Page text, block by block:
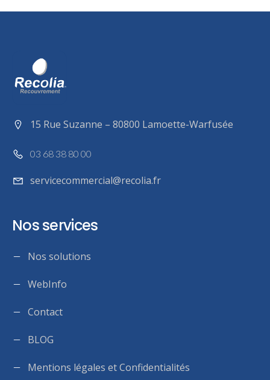
15 Rue Suzanne – 80800 Lamoette-Warfusée
03 68 38 80 00
servicecommercial@recolia.fr
Nos services
Nos solutions
WebInfo
Contact
BLOG
Mentions légales et Confidentialités